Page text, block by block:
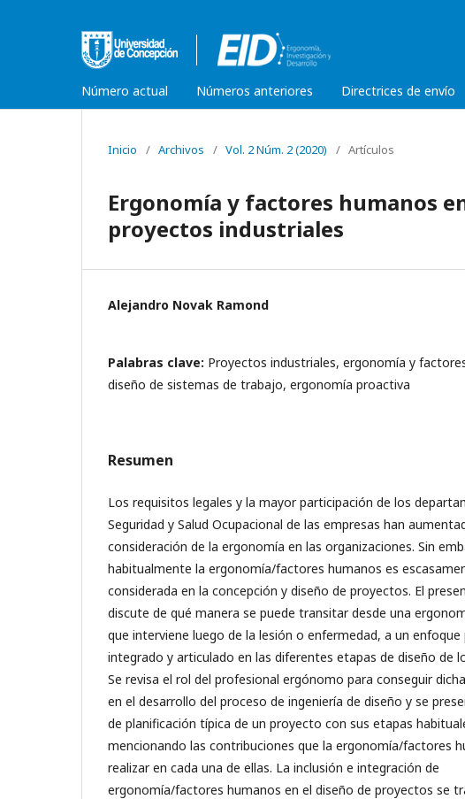
Número actual Números anteriores Directrices de envío
Inicio / Archivos / Vol. 2 Núm. 2 (2020) / Artículos
Ergonomía y factores humanos
proyectos industriales
Alejandro Novak Ramond
Palabras clave: Proyectos industriales, ergonomía y
diseño de sistemas de trabajo, ergonomía proactiva
Resumen
Los requisitos legales y la mayor participación de los
Seguridad y Salud Ocupacional de las empresas han
consideración de la ergonomía en las organizaciones. Sin
habitualmente la ergonomía/factores humanos es
considerada en la concepción y diseño de proyectos. El
discute de qué manera se puede transitar desde una
que interviene luego de la lesión o enfermedad, a un
integrado y articulado en las diferentes etapas de diseño de
Se revisa el rol del profesional ergónomo para conseguir
en el desarrollo del proceso de ingeniería de diseño y se
de planificación típica de un proyecto con sus etapas
mencionando las contribuciones que la ergonomía/factores
realizar en cada una de ellas. La inclusión e integración de
ergonomía/factores humanos en el diseño de proyectos se